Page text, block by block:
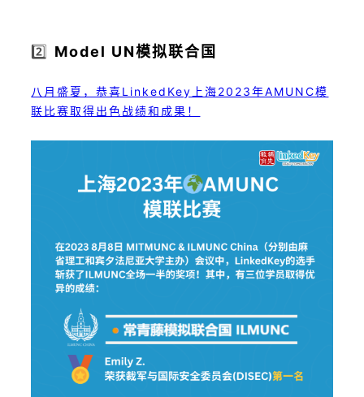
2️⃣ Model UN模拟联合国
八月盛夏，恭喜LinkedKey上海2023年AMUNC模
联比赛取得出色战绩和成果！